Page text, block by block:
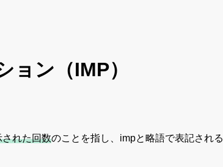
ョン（IMP）
れた回数のことを指し、impと略語で表記される